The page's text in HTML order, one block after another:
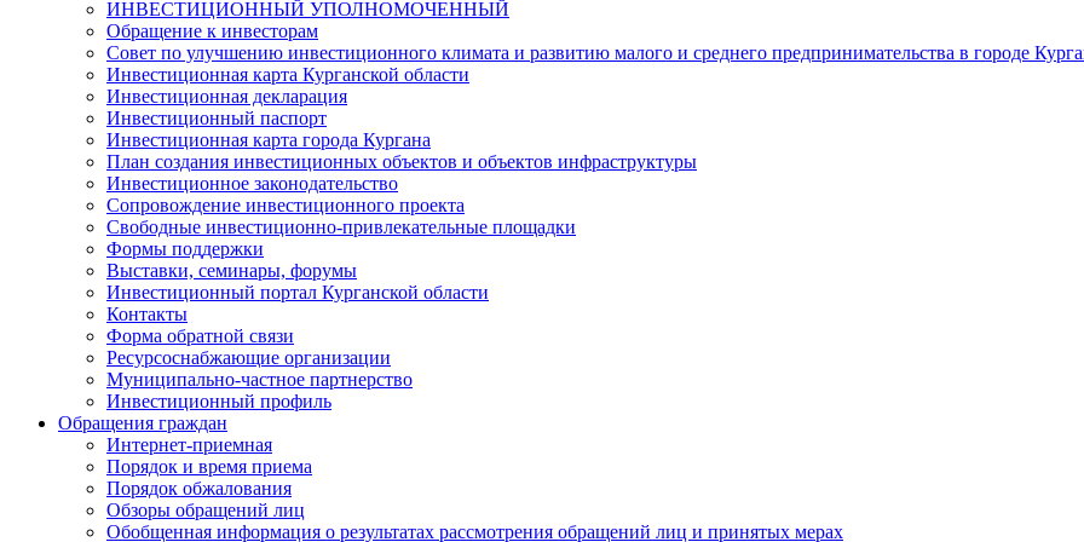
ИНВЕСТИЦИОННЫЙ УПОЛНОМОЧЕННЫЙ
Обращение к инвесторам
Совет по улучшению инвестиционного климата и развитию малого и среднего предпринимательства в городе
Инвестиционная карта Курганской области
Инвестиционная декларация
Инвестиционный паспорт
Инвестиционная карта города Кургана
План создания инвестиционных объектов и объектов инфраструктуры
Инвестиционное законодательство
Сопровождение инвестиционного проекта
Свободные инвестиционно-привлекательные площадки
Формы поддержки
Выставки, семинары, форумы
Инвестиционный портал Курганской области
Контакты
Форма обратной связи
Ресурсоснабжающие организации
Муниципально-частное партнерство
Инвестиционный профиль
Обращения граждан
Интернет-приемная
Порядок и время приема
Порядок обжалования
Обзоры обращений лиц
Обобщенная информация о результатах рассмотрения обращений лиц и принятых мерах